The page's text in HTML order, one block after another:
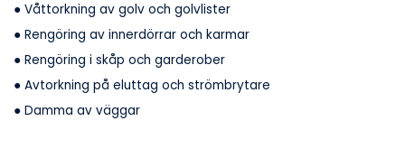
● Våttorkning av golv och golvlister
● Rengöring av innerdörrar och karmar
● Rengöring i skåp och garderober
● Avtorkning på eluttag och strömbrytare
● Damma av väggar